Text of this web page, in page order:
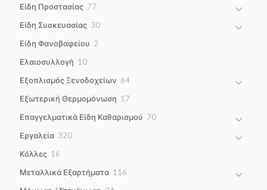
Είδη Προστασίας 7777
Είδη Συσκευασίας 3030
Είδη Φανοβαφείου 2
Ελαιοσυλλογή 1010
Εξοπλισμός Ξενοδοχείων 6464
Εξωτερική Θερμομόνωση 1717
Επαγγελματικά Είδη Καθαρισμού 7070
Εργαλεία 320320
Κόλλες 16
Μεταλλικά Εξαρτήματα 116